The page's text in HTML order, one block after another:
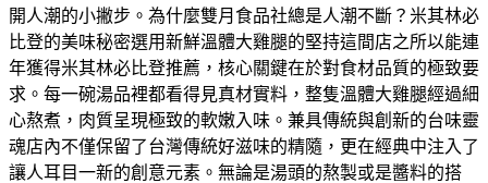
開人潮的小撇步。​為什麼雙月食品社總是人潮不斷？米其林必
比登的美味秘密​選用新鮮溫體大雞腿的堅持​這間店之所以能連
年獲得米其林必比登推薦，核心關鍵在於對食材品質的極致要
求。每一碗湯品裡都看得見真材實料，整隻溫體大雞腿經過細
心熬煮，肉質呈現極致的軟嫩入味。​兼具傳統與創新的台味靈
魂​店內不僅保留了台灣傳統好滋味的精隨，更在經典中注入了
讓人耳目一新的創意元素。無論是湯頭的熬製或是醬料的搭